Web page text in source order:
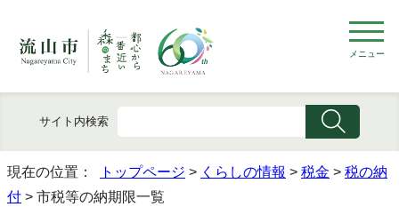
メニュー
サイト内検索
現在の位置： トップページ > くらしの情報 > 税金 > 税の納
付 > 市税等の納期限一覧